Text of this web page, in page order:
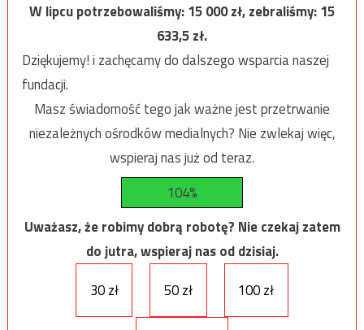
W lipcu potrzebowaliśmy:15 000zł, zebraliśmy:15
633,5zł.
Dziękujemy! i zachęcamy do dalszego wsparcia naszej
fundacji.
Masz świadomość tego jak ważne jest przetrwanie
niezależnych ośrodków medialnych? Nie zwlekaj więc,
wspieraj nas już od teraz.
104%
Uważasz, że robimy dobrą robotę? Nie czekaj zatem
do jutra, wspieraj nas od dzisiaj.
30 zł
50 zł 100 zł